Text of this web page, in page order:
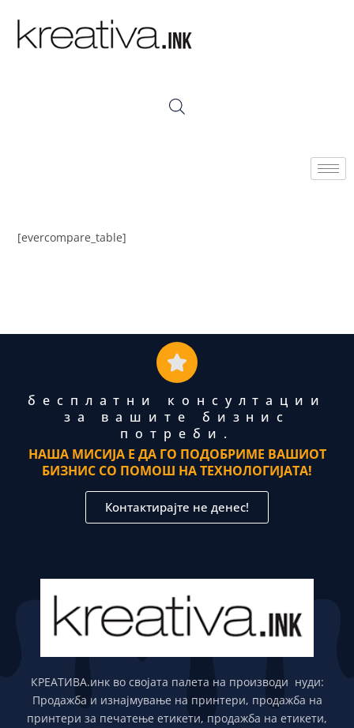
[evercompare_table]
бесплатни консултации
за вашите бизнис
потреби.
НАША МИСИЈА Е ДА ГО ПОДОБРИМЕ ВАШИОТ
БИЗНИС СО ПОМОШ НА ТЕХНОЛОГИЈАТА!
Контактирајте не денес!
КРЕАТИВА.инк во својата палета на производи нуди:
Продажба и изнајмување на принтери, продажба на
принтери за печатење етикети, продажба на етикети,